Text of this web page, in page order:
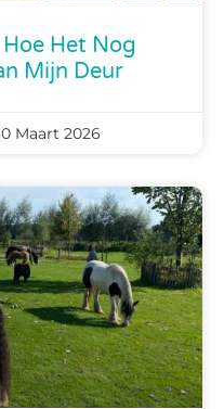
Het Nog
Mijn Deur
Maart 2026